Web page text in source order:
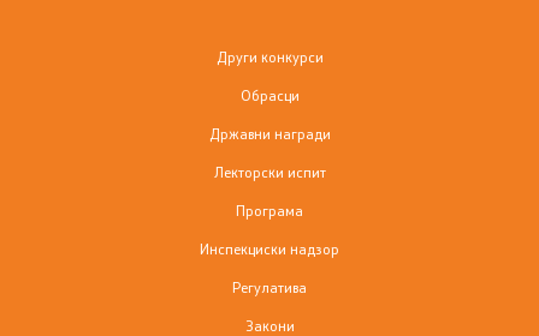
Други конкурси
Обрасци
Државни награди
Лекторски испит
Програма
Инспекциски надзор
Регулатива
Закони